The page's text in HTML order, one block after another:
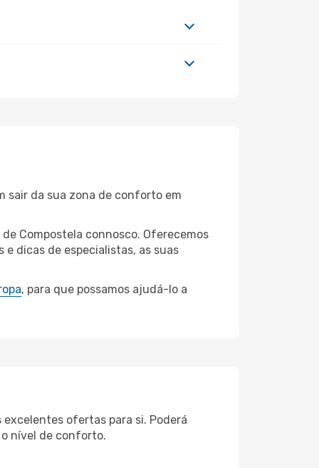
sair da sua zona de conforto em
Compostela connosco. Oferecemos
e dicas de especialistas, as suas
, para que possamos ajudá-lo a
excelentes ofertas para si. Poderá
nível de conforto.